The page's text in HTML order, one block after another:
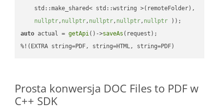
    std::make_shared< std::wstring >(remoteFolder),
nullptr, nullptr, nullptr, nullptr, nullptr ))
auto actual = getApi()->saveAs (request);
%!(EXTRA string=PDF, string=HTML, string=PDF)
Prosta konwersja DOC Files to PDF w
C++ SDK